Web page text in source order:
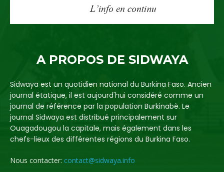
A PROPOS DE SIDWAYA
Sidwaya est un quotidien national du Burkina Faso. Ancien
journal étatique, il est aujourd'hui considéré comme un
journal de référence par la population Burkinabè. Le
journal Sidwaya est distribué principalement sur
Ouagadougou la capitale, mais également dans les
chefs-lieux des différentes régions du Burkina Faso.
Nous contacter: contact@sidwaya.info